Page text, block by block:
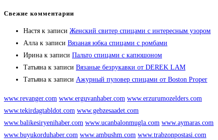
Свежие комментарии
Настя к записи Женский свитер спицами с интересным узором
Алла к записи Вязаная юбка спицами с ромбами
Ирина к записи Пальто спицами с капюшоном
Татьяна к записи Вязаные безрукавки от DEREK LAM
Татьяна к записи Ажурный пуловер спицами от Boston Proper
www.revanger.com www.erguvanhaber.com www.erzurumozelders.com
www.tekirdagtabldot.com www.gebzesaadet.com
www.balikesiryenihaber.com www.ucanbalonmugla.com www.aymaras.com
www.buyukorduhaber.com www.ambushm.com www.trabzonpostasi.com